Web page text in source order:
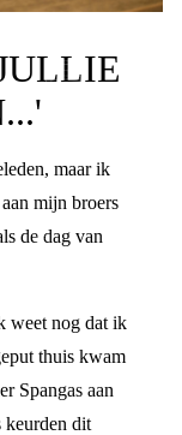
maar ik
mijn broers
de dag van
weet nog dat ik
thuis kwam
Spangas aan
keurden dit